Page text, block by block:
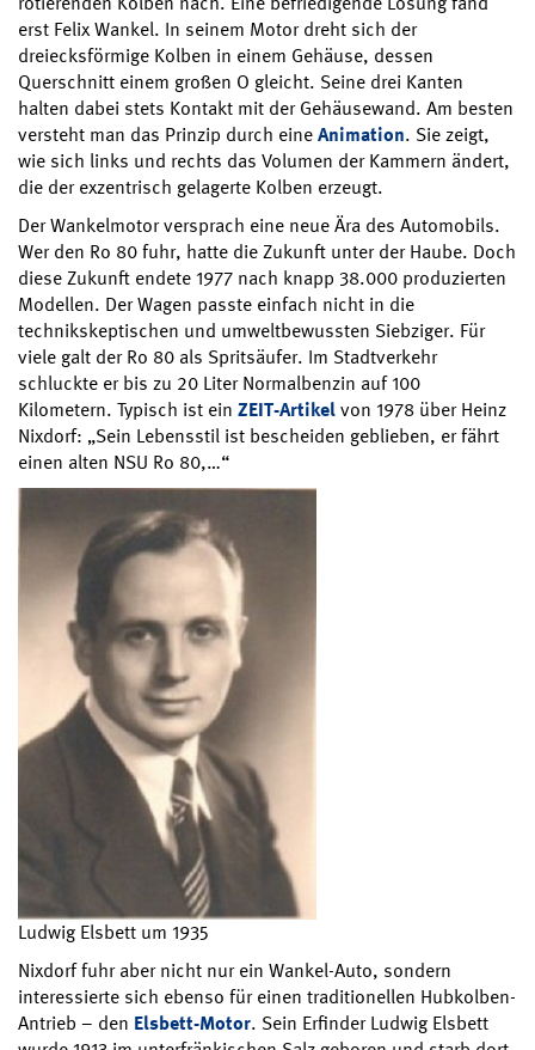
erst Felix Wankel. In seinem Motor dreht sich der
dreiecksförmige Kolben in einem Gehäuse, dessen
Querschnitt einem großen O gleicht. Seine drei Kanten
halten dabei stets Kontakt mit der Gehäusewand. Am besten
versteht man das Prinzip durch eineAnimation. Sie zeigt,
wie sich links und rechts das Volumen der Kammern ändert,
die der exzentrisch gelagerte Kolben erzeugt.
Der Wankelmotor versprach eine neue Ära des Automobils.
Wer den Ro 80 fuhr, hatte die Zukunft unter der Haube. Doch
diese Zukunft endete 1977 nach knapp 38.000 produzierten
Modellen. Der Wagen passte einfach nicht in die
technikskeptischen und umweltbewussten Siebziger. Für
viele galt der Ro 80 als Spritsäufer. Im Stadtverkehr
schluckte er bis zu 20 Liter Normalbenzin auf 100
Kilometern. Typisch ist ein ZEIT-Artikelvon 1978 über Heinz
Nixdorf: „Sein Lebensstil ist bescheiden geblieben, er fährt
einen alten NSU Ro 80,…“
Ludwig Elsbett um 1935
Nixdorf fuhr aber nicht nur ein Wankel-Auto, sondern
interessierte sich ebenso für einen traditionellen Hubkolben-
Antrieb – den Elsbett-Motor. Sein Erfinder Ludwig Elsbett